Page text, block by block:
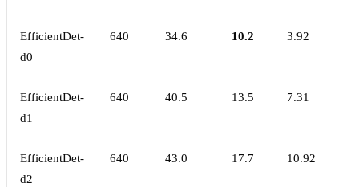
EfficientDet-
d0
640 34.6 10.2 3.92
EfficientDet-
d1
640 40.5 13.5 7.31
EfficientDet-
d2
640 43.0 17.7 10.92